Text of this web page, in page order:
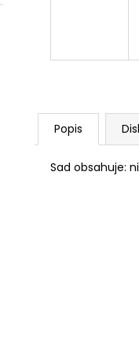
Popis
Sad obsahuje: